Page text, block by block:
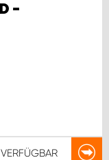
-
VERFÜGBAR